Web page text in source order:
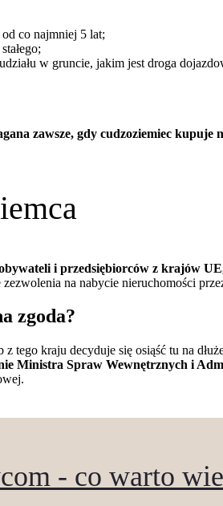
co najmniej 5 lat;
w gruncie, jakim jest droga
zawsze, gdy cudzoziemiec kupuje
i przedsiębiorców z krajów
na nabycie nieruchomości
zgoda?
tego kraju decyduje się osiąść tu na
Ministra Spraw Wewnętrznych i
- co warto